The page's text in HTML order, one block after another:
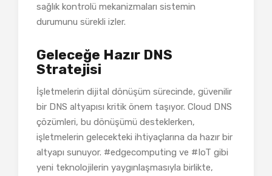
sağlık kontrolü mekanizmaları sistemin
durumunu sürekli izler.
Geleceğe Hazır DNS
Stratejisi
İşletmelerin dijital dönüşüm sürecinde, güvenilir
bir DNS altyapısı kritik önem taşıyor. Cloud DNS
çözümleri, bu dönüşümü desteklerken,
işletmelerin gelecekteki ihtiyaçlarına da hazır bir
altyapı sunuyor. #edgecomputing ve #IoT gibi
yeni teknolojilerin yaygınlaşmasıyla birlikte,